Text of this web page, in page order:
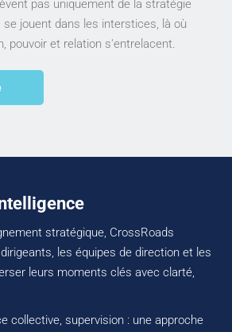
pas uniquement de la stratégie
jouent dans les interstices, là où
pouvoir et relation s'entrelacent.
stratégique, CrossRoads
les équipes de direction et les
leurs moments clés avec clarté,
collective, supervision : une approche